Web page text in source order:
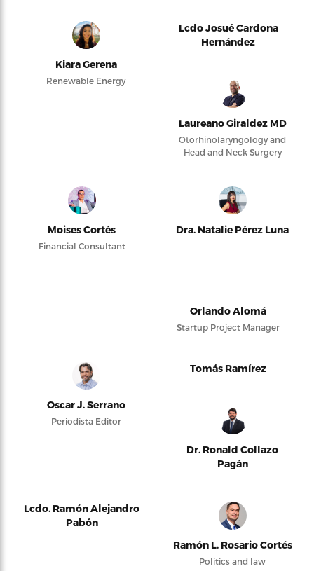
Kiara Gerena
Renewable Energy
Lcdo Josué Cardona
Hernández
Laureano Giraldez MD
Otorhinolaryngology and
Head and Neck Surgery
Moises Cortés
Financial Consultant
Dra. Natalie Pérez Luna
Orlando Alomá
Startup Project Manager
Oscar J. Serrano
Periodista Editor
Tomás Ramírez
Dr. Ronald Collazo
Pagán
Lcdo. Ramón Alejandro
Pabón
Ramón L. Rosario Cortés
Politics and law